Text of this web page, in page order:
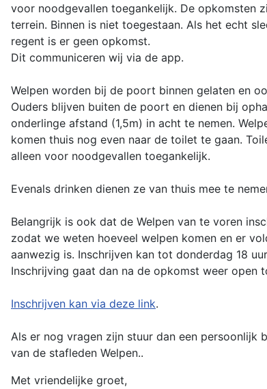
voor noodgevallen toegankelijk. De opkomsten
terrein. Binnen is niet toegestaan. Als het echt
regent is er geen opkomst.
Dit communiceren wij via de app.
Welpen worden bij de poort binnen gelaten en
Ouders blijven buiten de poort en dienen bij
onderlinge afstand (1,5m) in acht te nemen.
komen thuis nog even naar de toilet te gaan.
alleen voor noodgevallen toegankelijk.
Evenals drinken dienen ze van thuis mee te
Belangrijk is ook dat de Welpen van te voren
zodat we weten hoeveel welpen komen en er
aanwezig is. Inschrijven kan tot donderdag 18 uur
Inschrijving gaat dan na de opkomst weer open
Inschrijven kan via deze link.
Als er nog vragen zijn stuur dan een persoonlijk
van de stafleden Welpen..
Met vriendelijke groet,